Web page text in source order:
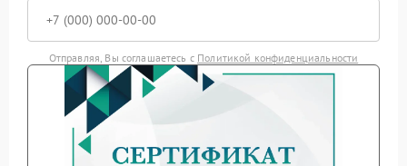
Отправляя, Вы соглашаетесь с Политикой конфиденциальности